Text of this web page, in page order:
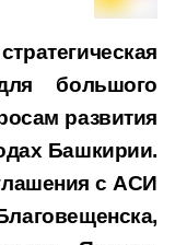
большого
развития
Башкирии.
с АСИ